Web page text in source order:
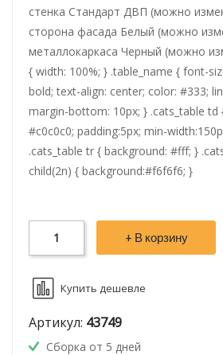
стенка Стандарт ДВП (можно
сторона фасада Белый (можно
металлокаркаса Черный (можно
{ width: 100%; } .table_name { font-
bold; text-align: center; color: #333;
margin-bottom: 10px; } .cats_table td
#c0c0c0; padding:5px; min-
.cats_table tr { background: #fff; }
child(2n) { background:#f6f6f6; }
+ В корзину
Купить дешевле
Артикул: 43749
Сборка от 5 дней